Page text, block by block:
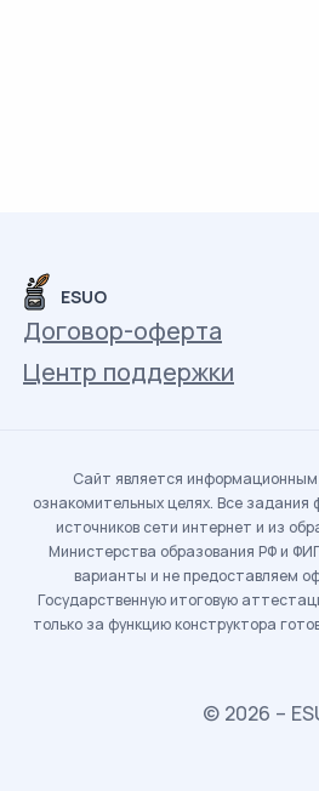
ESUO
Договор-оферта
Центр поддержки
Сайт является информационным
ознакомительных целях. Все
источников сети интернет и из
Министерства образования РФ и
варианты и не предоставляем
Государственную итоговую
только за функцию конструктора
© 2026 –